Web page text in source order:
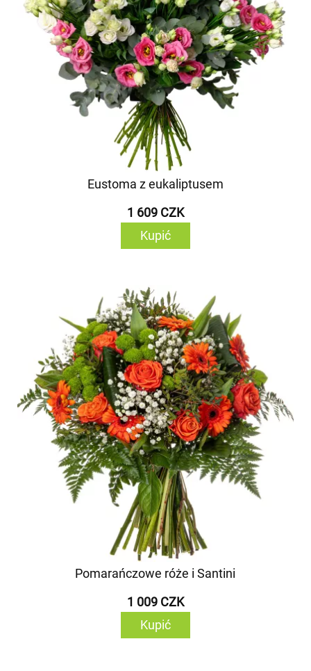
Eustoma z eukaliptusem
1 609 CZK
Kupić
Pomarańczowe róże i Santini
1 009 CZK
Kupić